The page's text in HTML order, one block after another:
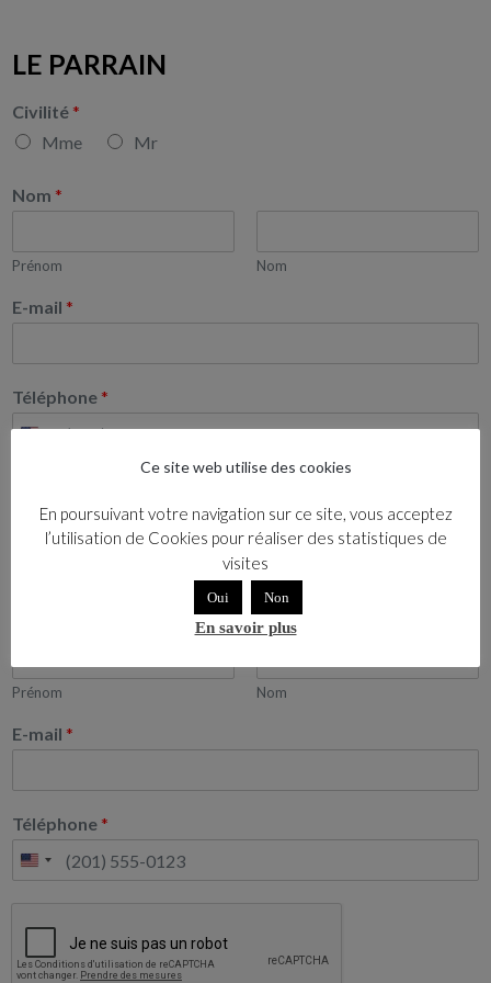
LE PARRAIN
Civilité *
Mme
Mr
Nom *
Prénom Nom
E-mail *
Téléphone *
Civilité*
Prénom Nom
E-mail *
Téléphone *
Ce site web utilise des cookies
En poursuivant votre navigation sur ce site, vous acceptez
l’utilisation de Cookies pour réaliser des statistiques de
visites
Oui Non
En savoir plus